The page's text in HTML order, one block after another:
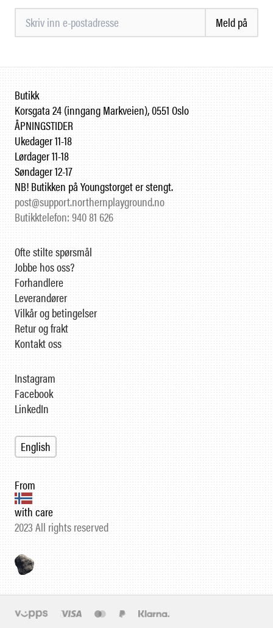
Meld på
Butikk
Korsgata 24 (inngang Markveien), 0551 Oslo
ÅPNINGSTIDER
Ukedager 11-18
Lørdager 11-18
Søndager 12-17
NB! Butikken på Youngstorget er stengt.
post@support.northernplayground.no
Butikktelefon: 940 81 626
Ofte stilte spørsmål
Jobbe hos oss?
Forhandlere
Leverandører
Vilkår og betingelser
Retur og frakt
Kontakt oss
From
with care
2023 All rights reserved
Instagram
Facebook
LinkedIn
English